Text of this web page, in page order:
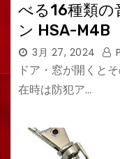
べる16種類の
ン HSA-M4B
3月 27, 2024
ドア・窓が開くと
在時は防犯ア…